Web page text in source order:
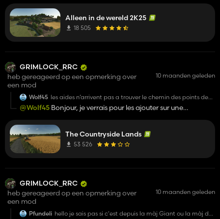
chargeuse, mais impossible de presser.aurais tu
une solution?
la map ne change pas les fonctionnalités des balleuse ou
autres machinesAlleen in de wereld 2K25
18 505
GRIMLOCK_RRC
heb gereageerd op een opmerking over
een mod
10 maanden geleden
Wolf45 les aides n’arrivent pas a trouver le chemin des points de
ventes, et le bale sedding ne fonctionne pas pour les
mission paille hachées et betteraves coupées... dommage
@Wolf45 Bonjour, je verrais pour les ajouter sur une
The Countryside Lands
53 526
GRIMLOCK_RRC
heb gereageerd op een opmerking over
een mod
10 maanden geleden
Pfundeli hello je sais pas si c'est depuis la màj Giant ou la màj de